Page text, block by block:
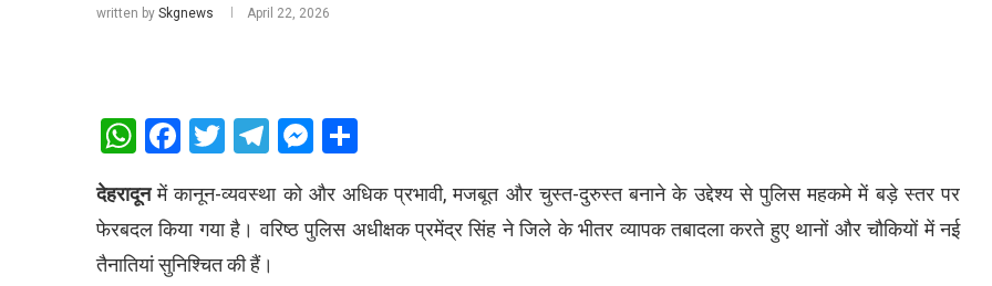
written by Skgnews April 22, 2026
WhatsApp
Facebook
Twitter
Telegram
Messenger
देहरादूनमें कानून-व्यवस्था को और अधिक प्रभावी, मजबूत और चुस्त-दुरुस्त बनाने के उद्देश्य से पुलिस महकमे में बड़े स्तर पर
फेरबदल किया गया है। वरिष्ठ पुलिस अधीक्षक प्रमेंद्र सिंह ने जिले के भीतर व्यापक तबादला करते हुए थानों और चौकियों में नई
तैनातियां सुनिश्चित की हैं।